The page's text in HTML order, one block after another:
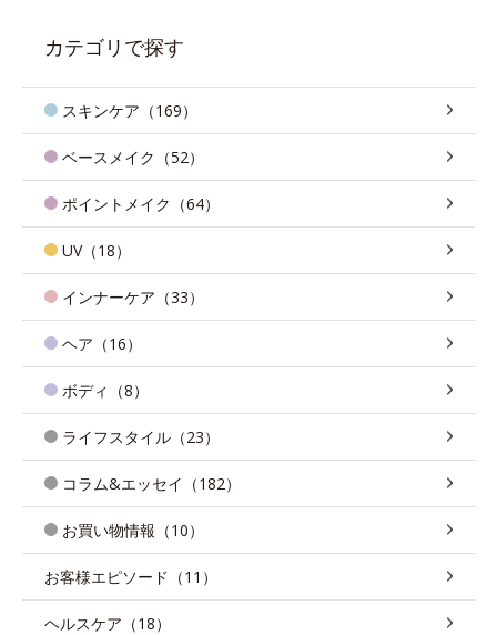
カテゴリで探す
スキンケア（169）
ベースメイク（52）
ポイントメイク（64）
UV（18）
インナーケア（33）
ヘア（16）
ボディ（8）
ライフスタイル（23）
コラム&エッセイ（182）
お買い物情報（10）
お客様エピソード（11）
ヘルスケア（18）